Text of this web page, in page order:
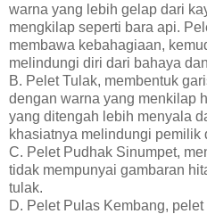
warna yang lebih gelap dari
mengkilap seperti bara api.
membawa kebahagiaan,
melindungi diri dari bahaya
B. Pelet Tulak, membentuk
dengan warna yang menkilap
yang ditengah lebih menyala
khasiatnya melindungi pemilik
C. Pelet Pudhak Sinumpet,
tidak mempunyai gambaran
tulak.
D. Pelet Pulas Kembang,